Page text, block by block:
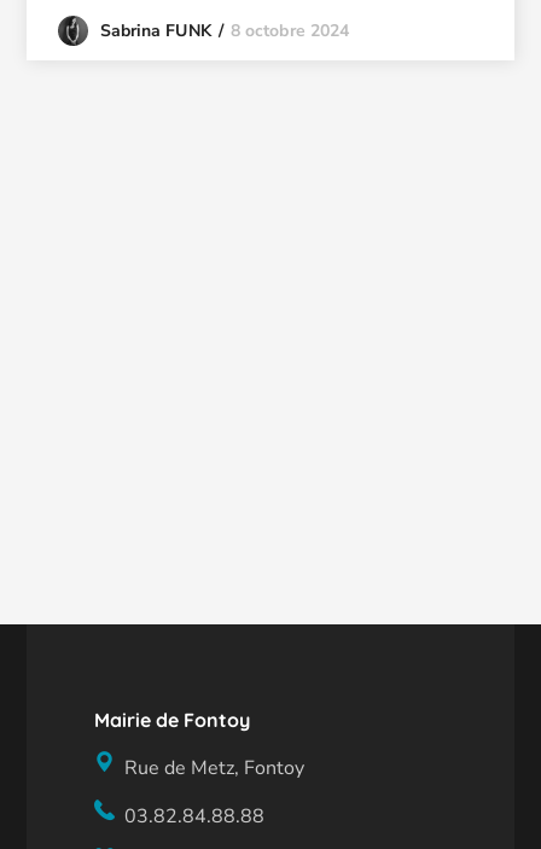
Sabrina FUNK 8 octobre 2024
Mairie de Fontoy
Rue de Metz, Fontoy
03.82.84.88.88